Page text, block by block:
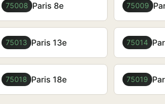
75008 Paris 8e 75009
75013 Paris 13e 75014
75018 Paris 18e 75019